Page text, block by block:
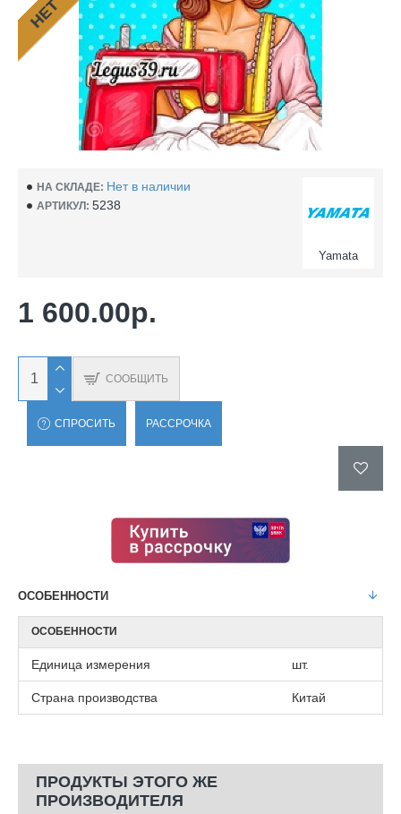
НА СКЛАДЕ: Нет в наличии
АРТИКУЛ: 5238
Yamata
1 600.00р.
СООБЩИТЬ
СПРОСИТЬ РАССРОЧКА
ОСОБЕННОСТИ
ОСОБЕННОСТИ
Единица измерения шт.
Страна производства Китай
ПРОДУКТЫ ЭТОГО ЖЕ
ПРОИЗВОДИТЕЛЯ